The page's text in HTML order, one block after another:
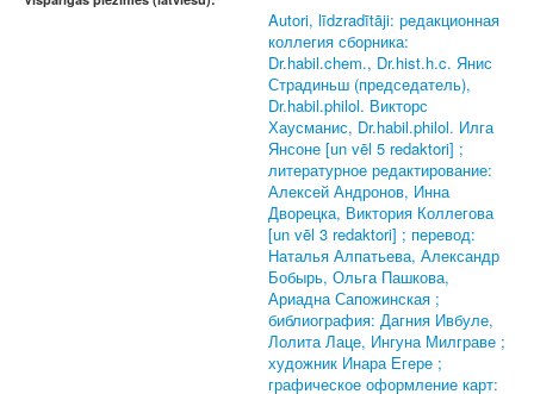
Autori, līdzradītāji: редакционная
коллегия сборника:
Dr.habil.chem., Dr.hist.h.c. Янис
Страдиньш (председатель),
Dr.habil.philol. Викторс
Хаусманис, Dr.habil.philol. Илга
Янсоне [un vēl 5 redaktori] ;
литературное редактирование:
Алексей Андронов, Инна
Дворецка, Виктория Коллегова
[un vēl 3 redaktori] ; перевод:
Наталья Алпатьева, Александр
Бобырь, Ольга Пашкова,
Ариадна Сапожинская ;
библиография: Дагния Ивбуле,
Лолита Лаце, Ингуна Милграве ;
художник Инара Егере ;
графическое оформление карт: